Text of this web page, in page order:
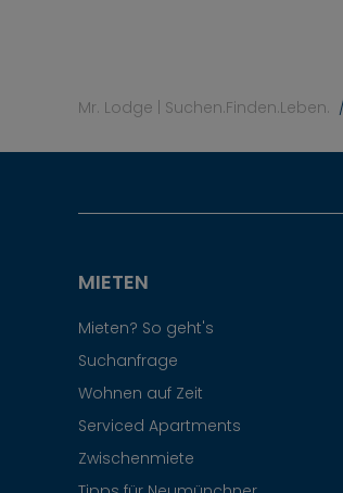
Mr. Lodge | Suchen.Finden.Leben.
MIETEN
Mieten? So geht's
Suchanfrage
Wohnen auf Zeit
Serviced Apartments
Zwischenmiete